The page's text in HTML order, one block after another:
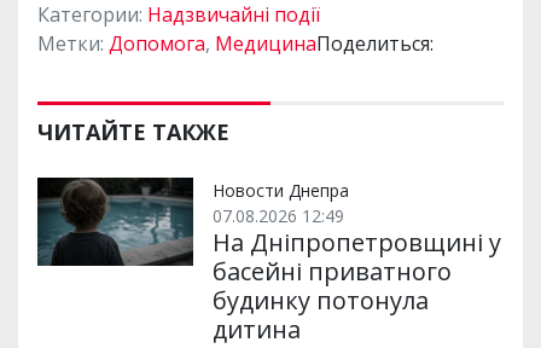
Категории: Надзвичайні події
Метки: Допомога, МедицинаПоделиться:
ЧИТАЙТЕ ТАКЖЕ
Новости Днепра
07.08.2026 12:49
На Дніпропетровщині у
басейні приватного
будинку потонула
дитина